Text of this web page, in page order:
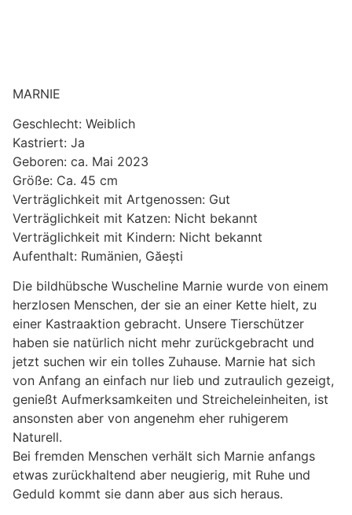
MARNIE
Geschlecht: Weiblich
Kastriert: Ja
Geboren: ca. Mai 2023
Größe: Ca. 45 cm
Verträglichkeit mit Artgenossen: Gut
Verträglichkeit mit Katzen: Nicht bekannt
Verträglichkeit mit Kindern: Nicht bekannt
Aufenthalt: Rumänien, Găești
Die bildhübsche Wuscheline Marnie wurde von einem
herzlosen Menschen, der sie an einer Kette hielt, zu
einer Kastraaktion gebracht. Unsere Tierschützer
haben sie natürlich nicht mehr zurückgebracht und
jetzt suchen wir ein tolles Zuhause. Marnie hat sich
von Anfang an einfach nur lieb und zutraulich gezeigt,
genießt Aufmerksamkeiten und Streicheleinheiten, ist
ansonsten aber von angenehm eher ruhigerem
Naturell.
Bei fremden Menschen verhält sich Marnie anfangs
etwas zurückhaltend aber neugierig, mit Ruhe und
Geduld kommt sie dann aber aus sich heraus.